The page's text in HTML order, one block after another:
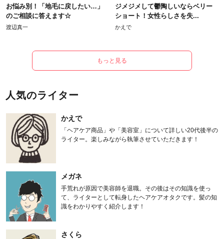
お悩み別！「地毛に戻したい…」
のご相談に答えます☆
渡辺真一
ジメジメして鬱陶しいならベリー
ショート！女性らしさを失...
かえで
もっと見る
人気のライター
かえで
「ヘアケア商品」や「美容室」について詳しい20代後半の
ライター。楽しみながら執筆させていただきます！
メガネ
手荒れが原因で美容師を退職。その後はその知識を使っ
て、ライターとして転身したヘアケアオタクです。髪の知
識をわかりやすく紹介します！
さくら